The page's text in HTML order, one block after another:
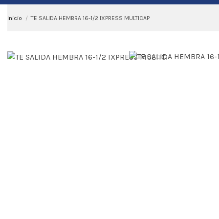
Inicio TE SALIDA HEMBRA 16-1/2 IXPRESS MULTICAP